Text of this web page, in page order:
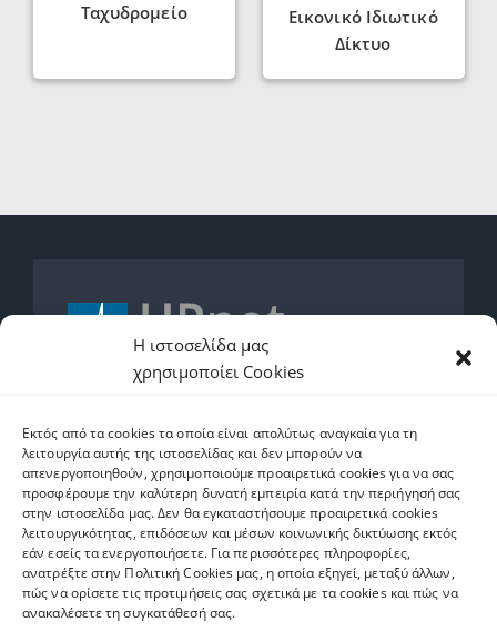
Η ιστοσελίδα μας
χρησιμοποίει Cookies
Εκτός από τα cookies τα οποία είναι απολύτως αναγκαία για τη
λειτουργία αυτής της ιστοσελίδας και δεν μπορούν να
απενεργοποιηθούν, χρησιμοποιούμε προαιρετικά cookies για να σας
προσφέρουμε την καλύτερη δυνατή εμπειρία κατά την περιήγησή σας
στην ιστοσελίδα μας. Δεν θα εγκαταστήσουμε προαιρετικά cookies
λειτουργικότητας, επιδόσεων και μέσων κοινωνικής δικτύωσης εκτός
εάν εσείς τα ενεργοποιήσετε. Για περισσότερες πληροφορίες,
ανατρέξτε στην Πολιτική Cookies μας, η οποία εξηγεί, μεταξύ άλλων,
πώς να ορίσετε τις προτιμήσεις σας σχετικά με τα cookies και πώς να
ανακαλέσετε τη συγκατάθεσή σας.
Ταχυδρομείο
Εικονικό Ιδιωτικό
Δίκτυο
helpdesk.upnet.gr
Ετικέτες